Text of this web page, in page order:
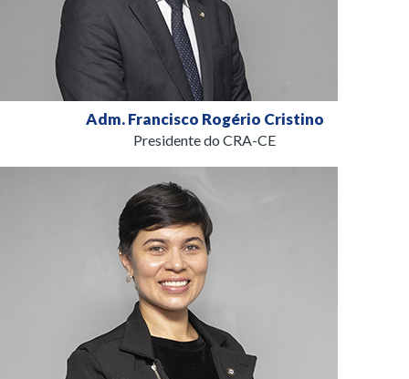
Adm. Francisco Rogério Cristino
Presidente do CRA-CE